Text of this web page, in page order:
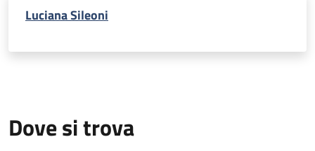
Luciana Sileoni
Dove si trova